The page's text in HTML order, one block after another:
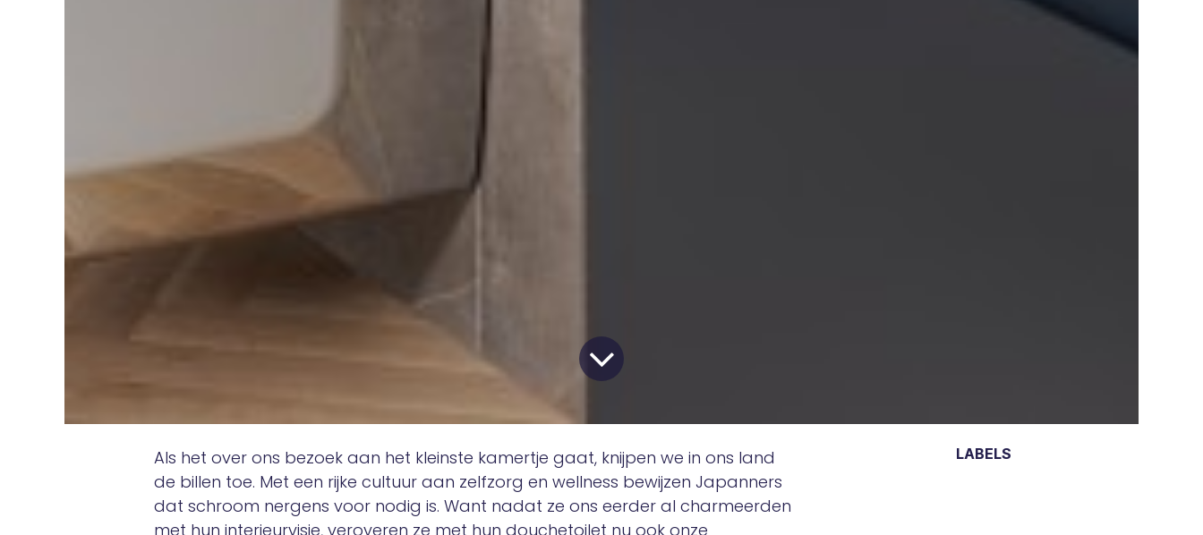
Als het over ons bezoek aan het kleinste kamertje gaat, knijpen we in ons land
de billen toe. Met een rijke cultuur aan zelfzorg en wellness bewijzen Japanners
dat schroom nergens voor nodig is. Want nadat ze ons eerder al charmeerden
met hun interieurvisie, veroveren ze met hun douchetoilet nu ook onze
LABELS